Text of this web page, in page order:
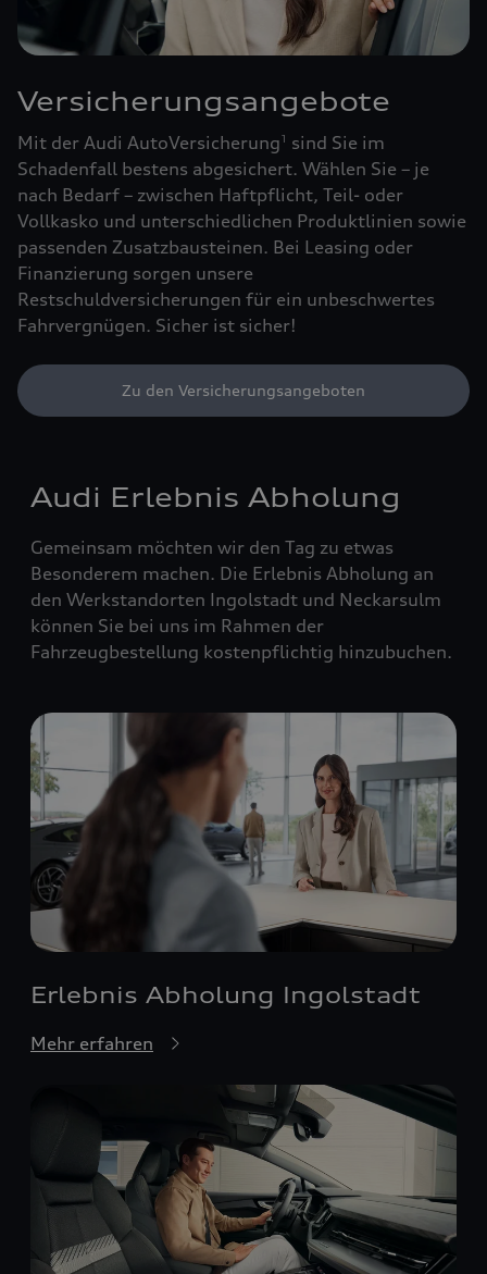
Versicherungsangebote
Mit der Audi AutoVersicherung1
sind Sie im
Schadenfall bestens abgesichert. Wählen Sie – je
nach Bedarf – zwischen Haftpflicht, Teil- oder
Vollkasko und unterschiedlichen Produktlinien sowie
passenden Zusatzbausteinen. Bei Leasing oder
Finanzierung sorgen unsere
Restschuldversicherungen für ein unbeschwertes
Fahrvergnügen. Sicher ist sicher!
Zu den Versicherungsangeboten
Audi Erlebnis Abholung
Gemeinsam möchten wir den Tag zu etwas
Besonderem machen. Die Erlebnis Abholung an
den Werkstandorten Ingolstadt und Neckarsulm
können Sie bei uns im Rahmen der
Fahrzeugbestellung kostenpflichtig hinzubuchen.
Erlebnis Abholung Ingolstadt
Mehr erfahren